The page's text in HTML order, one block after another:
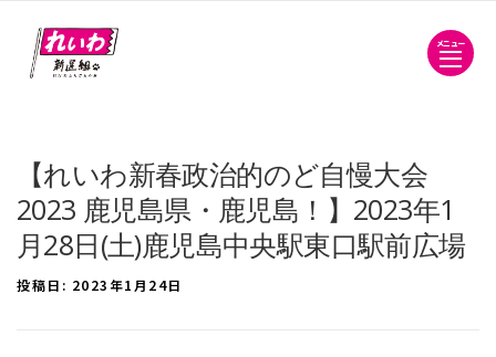
メニュー
【れいわ新春政治的のど自慢大会
2023 鹿児島県・鹿児島！】2023年1
月28日(土)鹿児島中央駅東口駅前広場
投稿日: 2023年1月24日